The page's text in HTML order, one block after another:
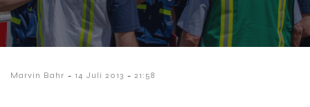
Marvin Bahr - 14 Juli 2013 - 21:58